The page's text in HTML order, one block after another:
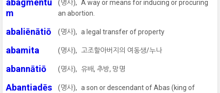
m
(명사), A way or means for inducing or procuring
an abortion.
abaliēnātiō (명사), a legal transfer of property
abamita (명사), 고조할아버지의 여동생/누나
abannātiō (명사), 유배, 추방, 망명
Abantiadēs (명사), a son or descendant of Abas (king of